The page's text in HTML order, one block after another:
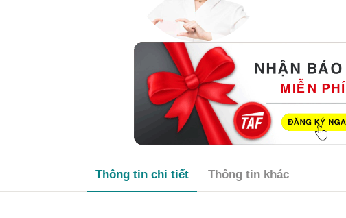
Thông tin chi tiết Thông tin khác